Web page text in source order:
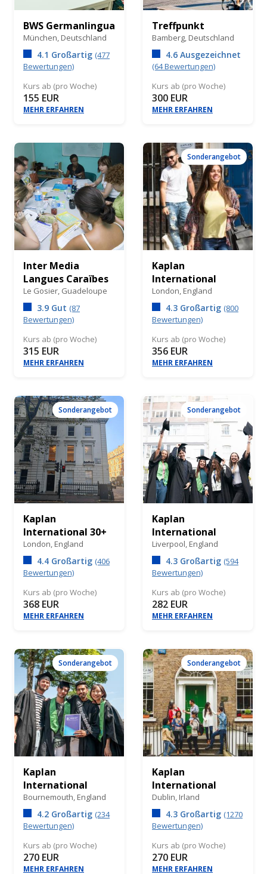
BWS Germanlingua
München, Deutschland
4.1 Großartig (477
Bewertungen)
Kurs ab (pro Woche)
155 EUR
MEHR ERFAHREN
Treffpunkt
Bamberg, Deutschland
4.6 Ausgezeichnet
(64 Bewertungen)
Kurs ab (pro Woche)
300 EUR
MEHR ERFAHREN
Inter Media
Langues Caraïbes
Le Gosier, Guadeloupe
3.9 Gut (87
Bewertungen)
Kurs ab (pro Woche)
315 EUR
MEHR ERFAHREN
Sonderangebot
Kaplan
International
London, England
4.3 Großartig (800
Bewertungen)
Kurs ab (pro Woche)
356 EUR
MEHR ERFAHREN
Sonderangebot
Kaplan
International 30+
London, England
4.4 Großartig (406
Bewertungen)
Kurs ab (pro Woche)
368 EUR
MEHR ERFAHREN
Sonderangebot
Kaplan
International
Liverpool, England
4.3 Großartig (594
Bewertungen)
Kurs ab (pro Woche)
282 EUR
MEHR ERFAHREN
Sonderangebot
Kaplan
International
Bournemouth, England
4.2 Großartig (234
Bewertungen)
Kurs ab (pro Woche)
270 EUR
MEHR ERFAHREN
Sonderangebot
Kaplan
International
Dublin, Irland
4.3 Großartig (1270
Bewertungen)
Kurs ab (pro Woche)
270 EUR
MEHR ERFAHREN